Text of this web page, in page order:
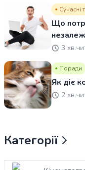
Сучасні
Що
3
Поради
Як діє
2
Категорії